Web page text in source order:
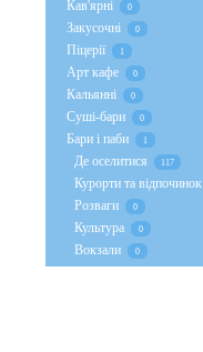
Кав'ярні 0
Закусочні 0
Піцерії 1
Арт кафе 0
Кальянні 0
Суші-бари 0
Бари і паби 1
Де оселитися 117
Курорти та відпочинок
Розваги 0
Культура 0
Вокзали 0